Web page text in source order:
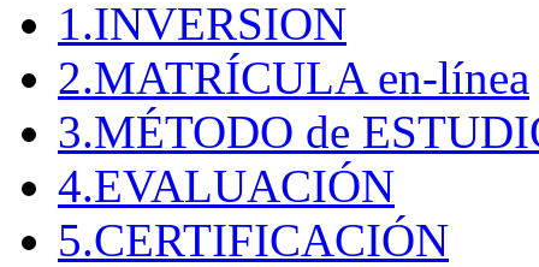
1.INVERSION
2.MATRÍCULA en-línea
3.MÉTODO de
4.EVALUACIÓN
5.CERTIFICACIÓN